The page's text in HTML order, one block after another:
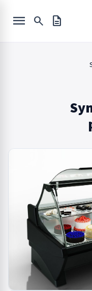
description
search
menu